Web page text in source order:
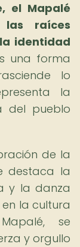
el Mapalé
raíces
identidad
una forma
lo
la
del pueblo
de la
destaca la
y la danza
la cultura
se
y orgullo